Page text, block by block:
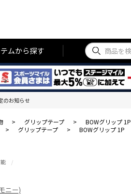
ムから探す
のお知らせ
> グリップテープ >
BOWグリップ 1P
> グリップテープ > BOWグリップ 1P
ニー)